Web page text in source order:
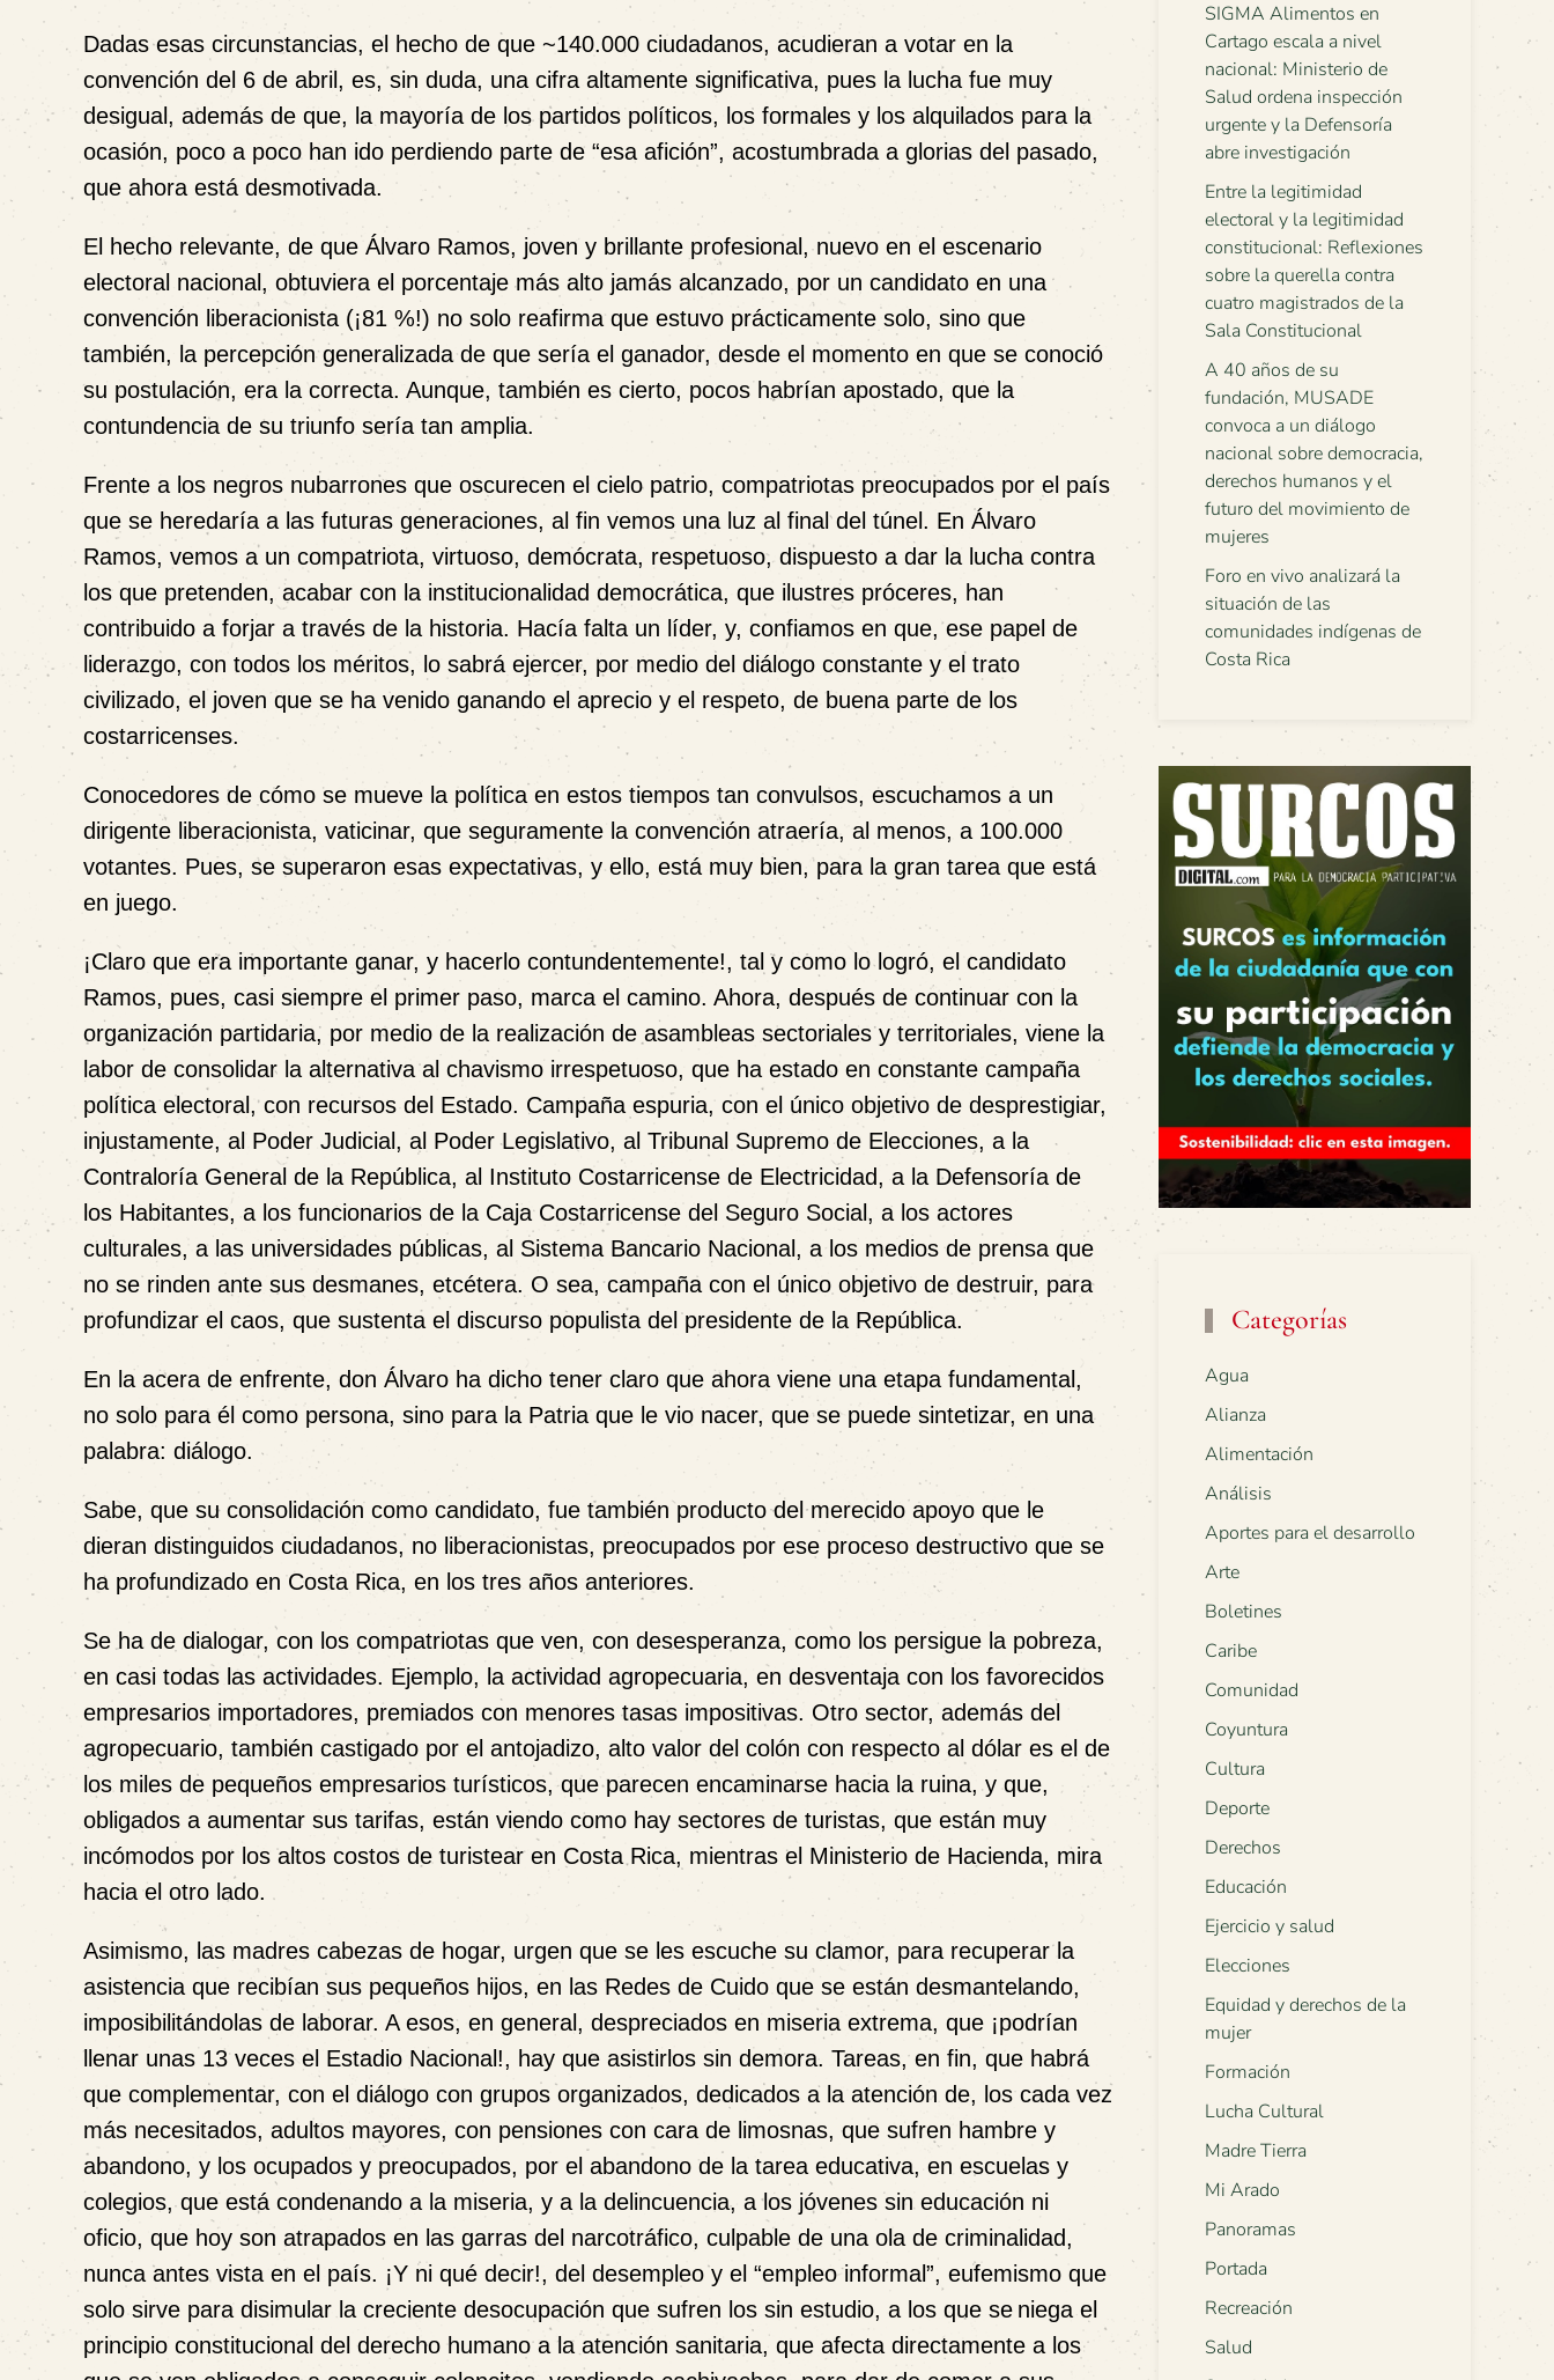
Dadas esas circunstancias, el hecho de que ~140.000 ciudadanos, acudieran a votar en la
convención del 6 de abril, es, sin duda, una cifra altamente significativa, pues la lucha fue muy
desigual, además de que, la mayoría de los partidos políticos, los formales y los alquilados para la
ocasión, poco a poco han ido perdiendo parte de “esa afición”, acostumbrada a glorias del pasado,
que ahora está desmotivada.
El hecho relevante, de que Álvaro Ramos, joven y brillante profesional, nuevo en el escenario
electoral nacional, obtuviera el porcentaje más alto jamás alcanzado, por un candidato en una
convención liberacionista (¡81 %!) no solo reafirma que estuvo prácticamente solo, sino que
también, la percepción generalizada de que sería el ganador, desde el momento en que se conoció
su postulación, era la correcta. Aunque, también es cierto, pocos habrían apostado, que la
contundencia de su triunfo sería tan amplia.
Frente a los negros nubarrones que oscurecen el cielo patrio, compatriotas preocupados por el país
que se heredaría a las futuras generaciones, al fin vemos una luz al final del túnel. En Álvaro
Ramos, vemos a un compatriota, virtuoso, demócrata, respetuoso, dispuesto a dar la lucha contra
los que pretenden, acabar con la institucionalidad democrática, que ilustres próceres, han
contribuido a forjar a través de la historia. Hacía falta un líder, y, confiamos en que,ese papel de
liderazgo, con todos los méritos, lo sabrá ejercer, por medio del diálogo constante y el trato
civilizado, el joven que se ha venido ganando el aprecio y el respeto, de buena parte de los
costarricenses.
Conocedores de cómo se mueve la política en estos tiempos tan convulsos, escuchamos a un
dirigente liberacionista, vaticinar, que seguramente la convención atraería, al menos, a 100.000
votantes. Pues, se superaron esas expectativas, y ello, está muy bien, para la gran tarea que está
en juego.
¡Claro que era importante ganar, y hacerlo contundentemente!, tal y como lo logró, el candidato
Ramos, pues, casi siempre el primer paso, marca el camino. Ahora, después de continuar con la
organización partidaria, por medio de la realización de asambleas sectoriales y territoriales, viene la
labor de consolidar la alternativa al chavismo irrespetuoso, que ha estado en constante campaña
política electoral, con recursos del Estado. Campaña espuria, con el único objetivo de desprestigiar,
injustamente, al Poder Judicial, al Poder Legislativo, al Tribunal Supremo de Elecciones, a la
Contraloría General de la República, al Instituto Costarricense de Electricidad, a la Defensoría de
los Habitantes, a los funcionarios de la Caja Costarricense del Seguro Social, a los actores
culturales, a las universidades públicas, al Sistema Bancario Nacional, a los medios de prensa que
no se rinden ante sus desmanes, etcétera. O sea, campaña con el único objetivo de destruir, para
profundizar el caos, que sustenta el discurso populista del presidente de la República.
En la acera de enfrente, don Álvaro ha dicho tener claro que ahora viene una etapa fundamental,
no solo para él como persona, sino para la Patria que le vio nacer, que se puede sintetizar, en una
palabra: diálogo.
Sabe, que su consolidación como candidato, fue también producto del merecido apoyo que le
dieran distinguidos ciudadanos, no liberacionistas, preocupados por ese proceso destructivo que se
ha profundizado en Costa Rica, en los tres años anteriores.
Se ha de dialogar, con los compatriotas que ven, con desesperanza, como los persigue la pobreza,
en casi todas las actividades. Ejemplo, la actividad agropecuaria, en desventaja con los favorecidos
empresarios importadores, premiados con menores tasas impositivas. Otro sector, además del
agropecuario, también castigado por el antojadizo, alto valor del colón con respecto al dólar es el de
los miles de pequeños empresarios turísticos, que parecen encaminarse hacia la ruina, y que,
obligados a aumentar sus tarifas, están viendo como hay sectores de turistas, que están muy
incómodos por los altos costos de turistear en Costa Rica, mientras el Ministerio de Hacienda, mira
hacia el otro lado.
Asimismo, las madres cabezas de hogar, urgen que se les escuche su clamor, para recuperar la
asistencia que recibían sus pequeños hijos, en las Redes de Cuido que se están desmantelando,
imposibilitándolas de laborar. A esos, en general, despreciados en miseria extrema, que ¡podrían
llenar unas 13 veces el Estadio Nacional!, hay que asistirlos sin demora. Tareas, en fin, que habrá
que complementar, con el diálogo con grupos organizados, dedicados a la atención de, los cada vez
más necesitados, adultos mayores, con pensiones con cara de limosnas, que sufren hambre y
abandono, y los ocupados y preocupados, por el abandono de la tarea educativa, en escuelas y
colegios, que está condenando a la miseria, y a la delincuencia, a los jóvenes sin educación ni
oficio, que hoy son atrapados en las garras del narcotráfico, culpable de una ola de criminalidad,
nunca antes vista en el país. ¡Y ni qué decir!, del desempleo y el “empleo informal”, eufemismo que
solo sirve para disimular la creciente desocupación que sufren los sin estudio, a los que se niega el
principio constitucional del derecho humano a la atención sanitaria, que afecta directamente a los
SIGMA Alimentos en
Cartago escala a nivel
nacional: Ministerio de
Salud ordena inspección
urgente y la Defensoría
abre investigación
Entre la legitimidad
electoral y la legitimidad
constitucional: Reflexiones
sobre la querella contra
cuatro magistrados de la
Sala Constitucional
A 40 años de su
fundación, MUSADE
convoca a un diálogo
nacional sobre democracia,
derechos humanos y el
futuro del movimiento de
mujeres
Foro en vivo analizará la
situación de las
comunidades indígenas de
Costa Rica
Categorías
Agua
Alianza
Alimentación
Análisis
Aportes para el desarrollo
Arte
Boletines
Caribe
Comunidad
Coyuntura
Cultura
Deporte
Derechos
Educación
Ejercicio y salud
Elecciones
Equidad y derechos de la
mujer
Formación
Lucha Cultural
Madre Tierra
Mi Arado
Panoramas
Portada
Recreación
Salud